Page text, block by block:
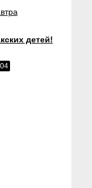
детей!